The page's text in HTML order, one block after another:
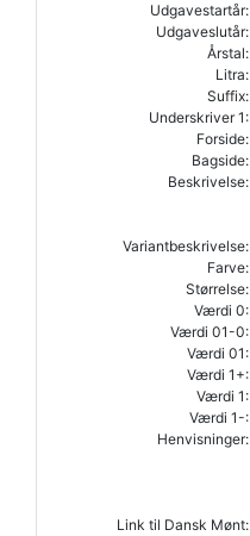
Udgavestartår:
Udgaveslutår:
Årstal:
Litra:
Suffix:
Underskriver 1:
Forside:
Bagside:
Beskrivelse:
Variantbeskrivelse:
Farve:
Størrelse:
Værdi 0:
Værdi 01-0:
Værdi 01:
Værdi 1+:
Værdi 1:
Værdi 1-:
Henvisninger:
Link til Dansk Mønt: